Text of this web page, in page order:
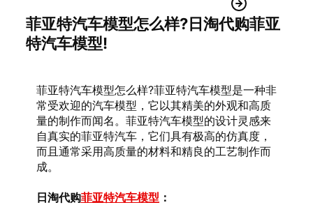
菲亚特汽车模型怎么样?日淘代购菲亚
特汽车模型!
菲亚特汽车模型怎么样?菲亚特汽车模型是一种非
常受欢迎的汽车模型，它以其精美的外观和高质
量的制作而闻名。菲亚特汽车模型的设计灵感来
自真实的菲亚特汽车，它们具有极高的仿真度，
而且通常采用高质量的材料和精良的工艺制作而
成。
日淘代购菲亚特汽车模型 ：